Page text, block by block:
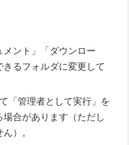
ント」「ダウンロー
きるフォルダに変更して
「管理者として実行」を
合があります（ただし
）。